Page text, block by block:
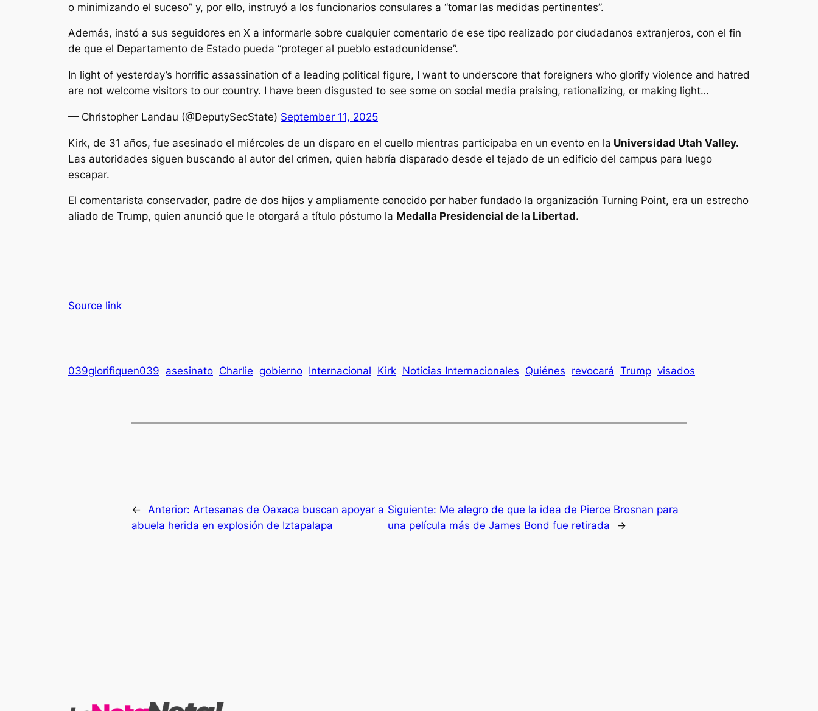
o minimizando el suceso” y, por ello, instruyó a los funcionarios consulares a “tomar las medidas pertinentes”.
Además, instó a sus seguidores en X a informarle sobre cualquier comentario de ese tipo realizado por ciudadanos extranjeros, con el fin
de que el Departamento de Estado pueda “proteger al pueblo estadounidense”.
In light of yesterday’s horrific assassination of a leading political figure, I want to underscore that foreigners who glorify violence and hatred
are not welcome visitors to our country. I have been disgusted to see some on social media praising, rationalizing, or making light…
— Christopher Landau (@DeputySecState) September 11, 2025
Kirk, de 31 años, fue asesinado el miércoles de un disparo en el cuello mientras participaba en un evento en la Universidad Utah Valley.
Las autoridades siguen buscando al autor del crimen, quien habría disparado desde el tejado de un edificio del campus para luego
escapar.
El comentarista conservador, padre de dos hijos y ampliamente conocido por haber fundado la organización Turning Point, era un estrecho
aliado de Trump, quien anunció que le otorgará a título póstumo la Medalla Presidencial de la Libertad.
Source link
039glorifiquen039 asesinato Charlie gobierno Internacional Kirk Noticias Internacionales Quiénes revocará Trump visados
← Anterior: Artesanas de Oaxaca buscan apoyar a
abuela herida en explosión de Iztapalapa
Siguiente: Me alegro de que la idea de Pierce Brosnan para
una película más de James Bond fue retirada
→